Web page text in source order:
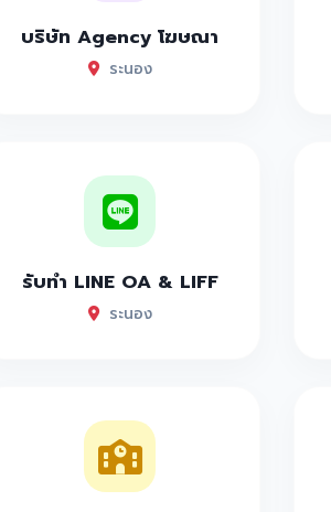
บริษัท Agency โฆษณา
ระนอง
รับทำ LINE OA & LIFF
ระนอง